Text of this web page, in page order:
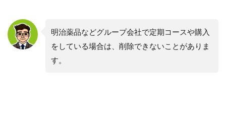
明治薬品などグループ会社で定期コースや購入
をしている場合は、削除できないことがありま
す。